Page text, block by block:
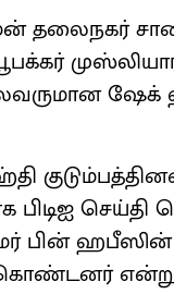
பிடிஐ
உமர் பின்
என்று